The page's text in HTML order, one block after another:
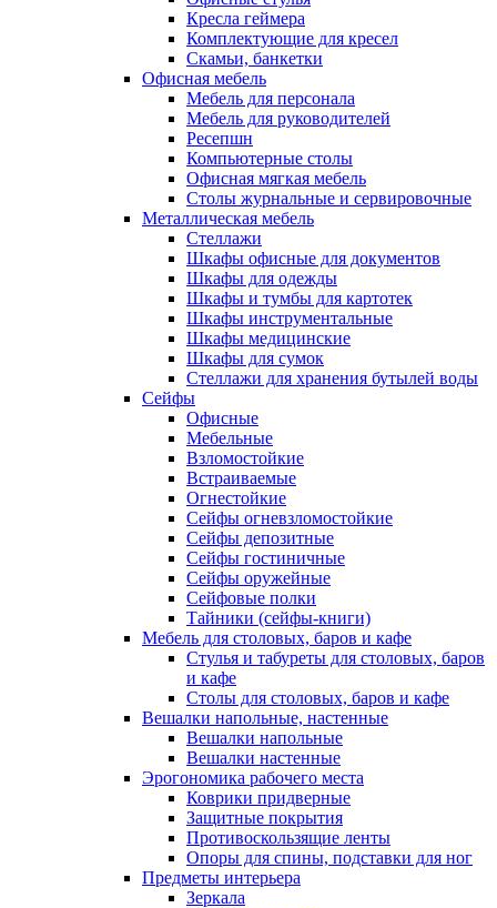
Кресла геймера
Комплектующие для кресел
Скамьи, банкетки
Офисная мебель
Мебель для персонала
Мебель для руководителей
Ресепшн
Компьютерные столы
Офисная мягкая мебель
Столы журнальные и сервировочные
Металлическая мебель
Стеллажи
Шкафы офисные для документов
Шкафы для одежды
Шкафы и тумбы для картотек
Шкафы инструментальные
Шкафы медицинские
Шкафы для сумок
Стеллажи для хранения бутылей воды
Сейфы
Офисные
Мебельные
Взломостойкие
Встраиваемые
Огнестойкие
Сейфы огневзломостойкие
Сейфы депозитные
Сейфы гостиничные
Сейфы оружейные
Сейфовые полки
Тайники (сейфы-книги)
Мебель для столовых, баров и кафе
Стулья и табуреты для столовых, баров
и кафе
Столы для столовых, баров и кафе
Вешалки напольные, настенные
Вешалки напольные
Вешалки настенные
Эрогономика рабочего места
Коврики придверные
Защитные покрытия
Противоскользящие ленты
Опоры для спины, подставки для ног
Предметы интерьера
Зеркала